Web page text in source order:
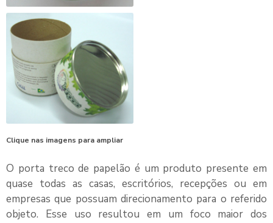
Clique nas imagens para ampliar
O porta treco de papelão é um produto presente em
quase todas as casas, escritórios, recepções ou em
empresas que possuam direcionamento para o referido
objeto. Esse uso resultou em um foco maior dos